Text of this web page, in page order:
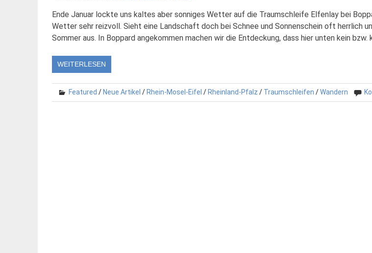
Ende Januar lockte uns kaltes aber sonniges Wetter auf die Traumschleife Elfenlay bei
Wetter sehr reizvoll. Sieht eine Landschaft doch bei Schnee und Sonnenschein oft herrlich
Sommer aus. In Boppard angekommen machen wir die Entdeckung, dass hier unten kein bzw.
WEITERLESEN
Featured / Neue Artikel / Rhein-Mosel-Eifel / Rheinland-Pfalz / Traumschleifen /Wandern